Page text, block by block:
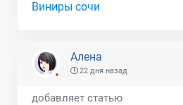
Виниры сочи
Алена
22 дня назад
добавляет статью